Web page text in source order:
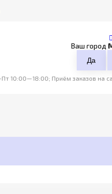
Ваш город
10:00—18:00; Приём заказов на